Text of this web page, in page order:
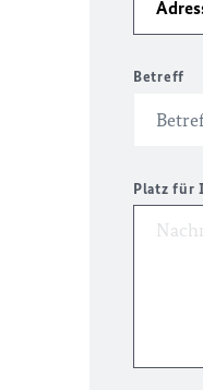
Betreff
Platz für